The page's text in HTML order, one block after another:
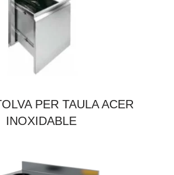
PER TAULA ACER
INOXIDABLE